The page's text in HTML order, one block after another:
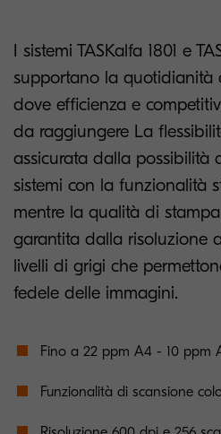
I sistemi TASKalfa 1801 e
supportano la quotidianità
dove efficienza e
da raggiungere La
assicurata dalla possibilità
sistemi con la funzionalità
mentre la qualità di
garantita dalla risoluzione
livelli di grigi che
fedele delle immagini.
Fino a 22 ppm A4 - 10 ppm
Funzionalità di scansione